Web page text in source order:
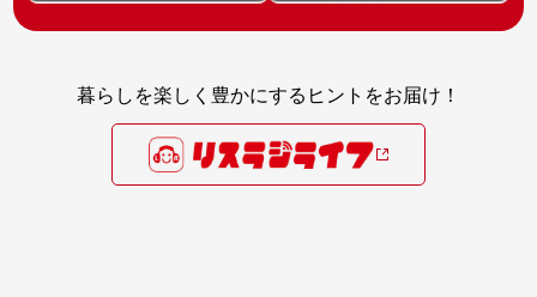
暮らしを楽しく豊かにするヒントをお届け！